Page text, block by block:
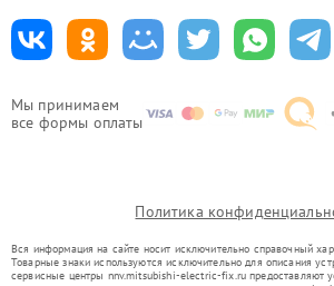
Мы принимаем
все формы оплаты
Политика
Вся информация на сайте носит исключительно справочный
Товарные знаки используются исключительно для описания
сервисные центры nnv.mitsubishi-electric-fix.ru предоставляют